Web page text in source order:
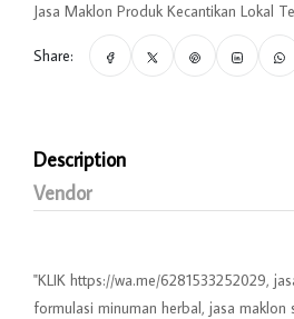
Jasa Maklon Produk Kecantikan Lokal
Share:
Description
Vendor
"KLIK https://wa.me/6281533252029,
formulasi minuman herbal, jasa maklon